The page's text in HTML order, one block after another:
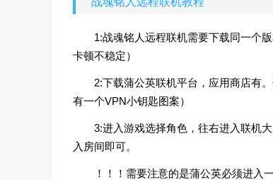
1:战魂铭人远程联机需要下载同一个
卡顿不稳定）
2:下载蒲公英联机平台，应用商店有
有一个VPN小钥匙图案）
3:进入游戏选择角色，往右进入联机
入房间即可。
！！！需要注意的是蒲公英必须进入